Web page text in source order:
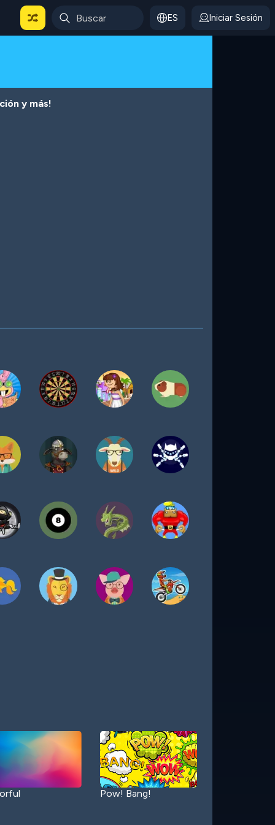
ES Iniciar Sesión
y más!
Pow! Bang!